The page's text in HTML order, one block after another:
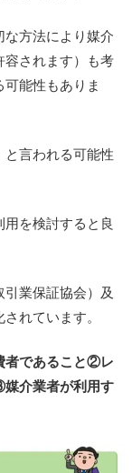
な方法により媒介
容されます）も考
能性もありま
と言われる可能性
用を検討すると良
業保証協会）及
れています。
者であること②レ
介業者が利用す